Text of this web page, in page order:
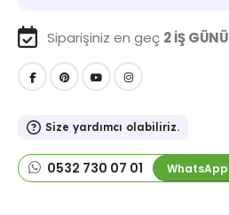
Siparişiniz en geç 2 İŞ GÜNÜ
Size yardımcı olabiliriz.
0532 730 07 01 WhatsApp